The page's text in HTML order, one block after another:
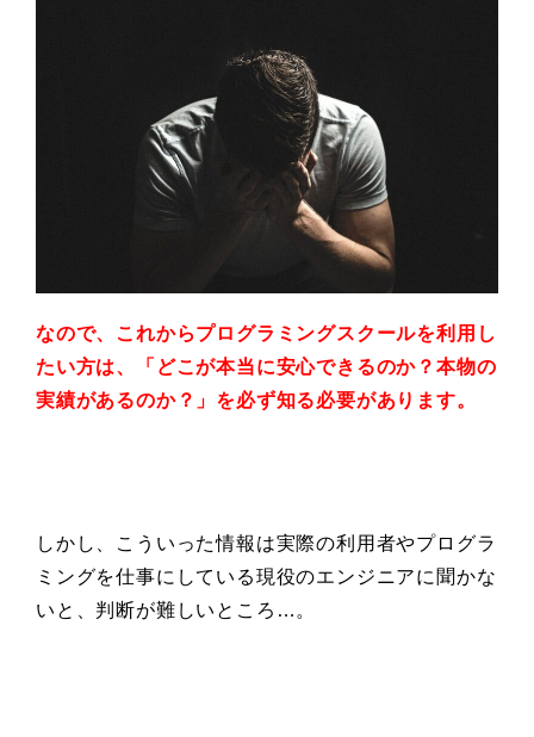
なので、これからプログラミングスクールを利用し
たい方は、
「どこが本当に安心できるのか？本物の
実績があるのか？」 を必ず知る必要があります。
しかし、こういった情報は実際の利用者やプログラ
ミングを仕事にしている現役のエンジニアに聞かな
いと、判断が難しいところ…。